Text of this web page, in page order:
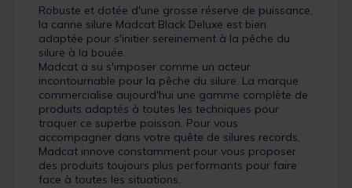
Robuste et dotée d'une grosse réserve de puissance,
la canne silure Madcat Black Deluxe est bien
adaptée pour s'initier sereinement à la pêche du
silure à la bouée.
Madcat a su s'imposer comme un acteur
incontournable pour la pêche du silure. La marque
commercialise aujourd'hui une gamme complète de
produits adaptés à toutes les techniques pour
traquer ce superbe poisson. Pour vous
accompagner dans votre quête de silures records,
Madcat innove constamment pour vous proposer
des produits toujours plus performants pour faire
face à toutes les situations.